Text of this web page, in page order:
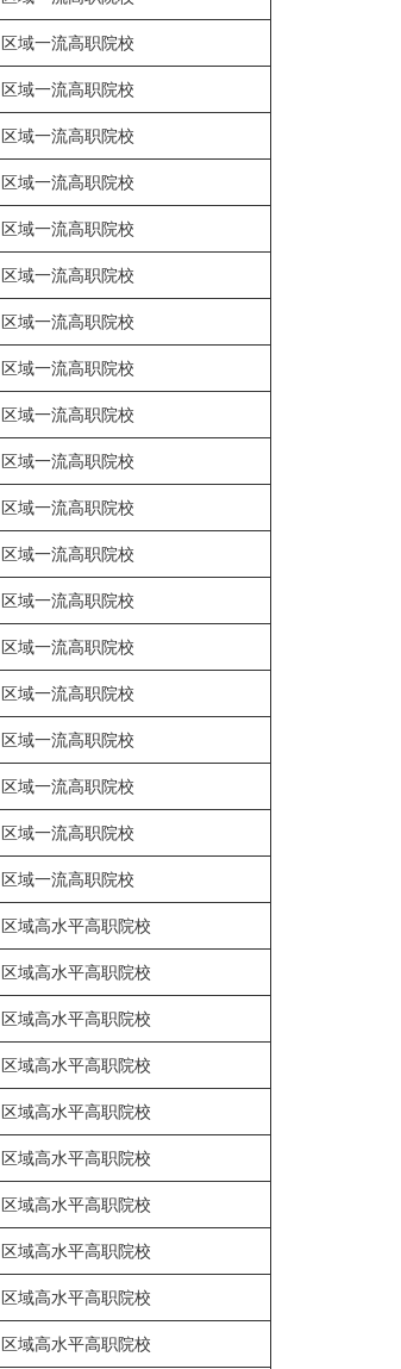
区域一流高职院校
区域一流高职院校
区域一流高职院校
区域一流高职院校
区域一流高职院校
区域一流高职院校
区域一流高职院校
区域一流高职院校
区域一流高职院校
区域一流高职院校
区域一流高职院校
区域一流高职院校
区域一流高职院校
区域一流高职院校
区域一流高职院校
区域一流高职院校
区域一流高职院校
区域一流高职院校
区域一流高职院校
区域高水平高职院校
区域高水平高职院校
区域高水平高职院校
区域高水平高职院校
区域高水平高职院校
区域高水平高职院校
区域高水平高职院校
区域高水平高职院校
区域高水平高职院校
区域高水平高职院校